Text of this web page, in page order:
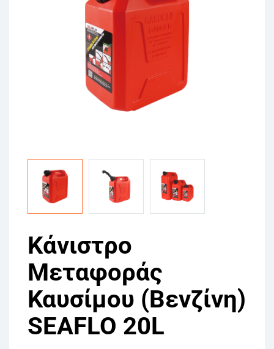
Κάνιστρο
Μεταφοράς
Καυσίμου (Βενζίνη)
SEAFLO 20L